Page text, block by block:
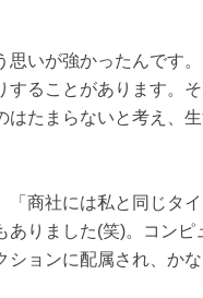
いが強かったんです
ることがあります。
たまらないと考え、
商社には私と同じタ
りました(笑)。コンピ
ョンに配属され、かな